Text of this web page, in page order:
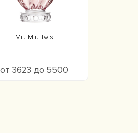
Miu Miu Twist
от 3623 до 5500